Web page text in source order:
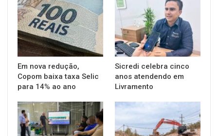
Em nova redução,
Copom baixa taxa Selic
para 14% ao ano
Sicredi celebra cinco
anos atendendo em
Livramento